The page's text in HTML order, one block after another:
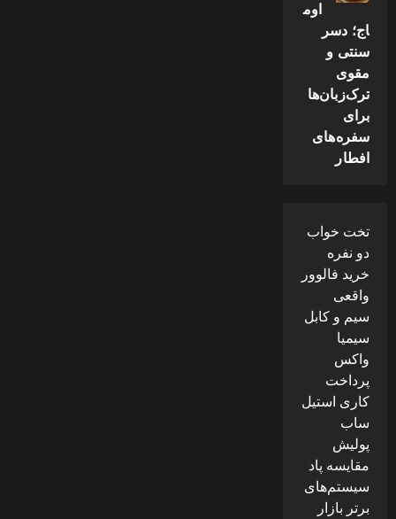
اوم
اج؛ دسر
سنتی و
مقوی
ترک‌زبان‌ها
برای
سفره‌های
افطار
تخت خواب
دو نفره
خرید فالوور
واقعی
سیم و کابل
سیمیا
واکس
پرداخت
کاری استیل
ساب
پولیش
مقایسه پاد
سیستم‌های
برتر بازار